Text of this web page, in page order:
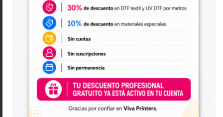
mantener la temperatura de los alimentos,
resiste la humedad de los vapores calientes
y evita deformaciones en el reparto
Impresión digital de alta fidelidad:
con nitidez absoluta tu logotipo,
promociones, perfiles de redes sociales o
códigos QR directos a tu plataforma de
pedidos o reseñas.